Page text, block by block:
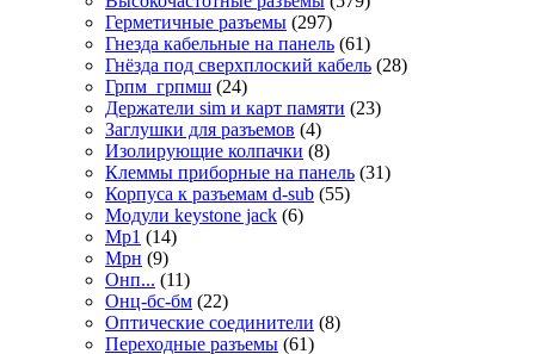
Герметичные разъемы (297)
Гнезда кабельные на панель (61)
Гнёзда под сверхплоский кабель (28)
Грпм_грпмш (24)
Держатели sim и карт памяти (23)
Заглушки для разъемов (4)
Изолирующие колпачки (8)
Клеммы приборные на панель (31)
Корпуса к разъемам d-sub (55)
Модули keystone jack (6)
Мр1 (14)
Мрн (9)
Онп... (11)
Онц-бс-бм (22)
Оптические соединители (8)
Переходные разъемы (61)